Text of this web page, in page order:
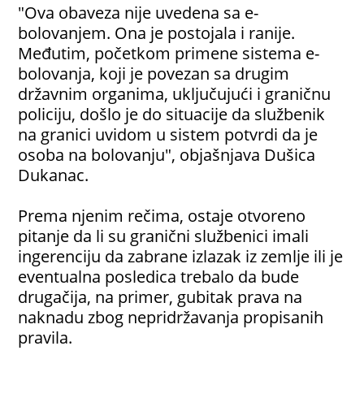
"Ova obaveza nije uvedena sa e-
bolovanjem. Ona je postojala i ranije.
Međutim, početkom primene sistema e-
bolovanja, koji je povezan sa drugim
državnim organima, uključujući i graničnu
policiju, došlo je do situacije da službenik
na granici uvidom u sistem potvrdi da je
osoba na bolovanju", objašnjava Dušica
Dukanac.
Prema njenim rečima, ostaje otvoreno
pitanje da li su granični službenici imali
ingerenciju da zabrane izlazak iz zemlje ili je
eventualna posledica trebalo da bude
drugačija, na primer, gubitak prava na
naknadu zbog nepridržavanja propisanih
pravila.